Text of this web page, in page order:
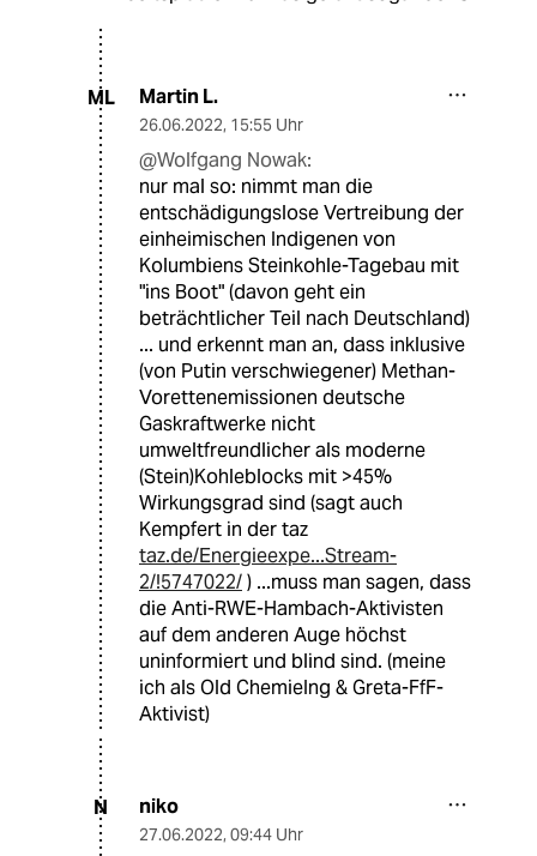
ML Martin L.
26.06.2022, 15:55 Uhr
@Wolfgang Nowak:
nur mal so: nimmt man die
entschädigungslose Vertreibung der
einheimischen Indigenen von
Kolumbiens Steinkohle-Tagebau mit
"ins Boot" (davon geht ein
beträchtlicher Teil nach Deutschland)
... und erkennt man an, dass inklusive
(von Putin verschwiegener) Methan-
Vorettenemissionen deutsche
Gaskraftwerke nicht
umweltfreundlicher als moderne
(Stein)Kohleblocks mit >45%
Wirkungsgrad sind (sagt auch
Kempfert in der taz
taz.de/Energieexpe...Stream-
2/!5747022/) ...muss man sagen, dass
die Anti-RWE-Hambach-Aktivisten
auf dem anderen Auge höchst
uninformiert und blind sind. (meine
ich als Old ChemieIng & Greta-FfF-
Aktivist)
N niko
27.06.2022, 09:44 Uhr